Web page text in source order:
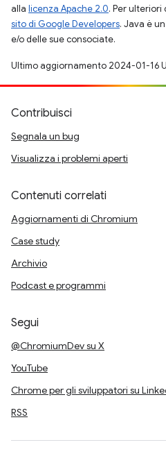
alla licenza Apache 2.0. Per
sito di Google Developers. Java è
e/o delle sue consociate.
Ultimo aggiornamento 2024-01-16
Contribuisci
Segnala un bug
Visualizza i problemi aperti
Contenuti correlati
Aggiornamenti di Chromium
Case study
Archivio
Podcast e programmi
Segui
@ChromiumDev su X
YouTube
Chrome per gli sviluppatori su
RSS